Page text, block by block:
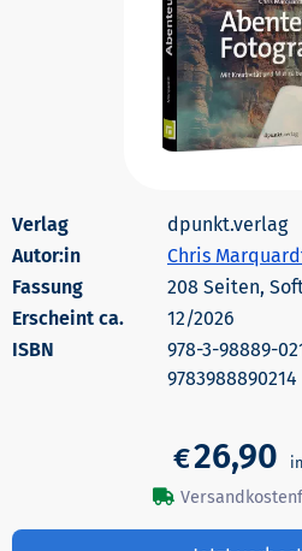
dpunkt.verlag
Autor:in
Chris
208 Seiten,
Erscheint ca.
12/2026
978-3-98889-
9783988890214
€26,90